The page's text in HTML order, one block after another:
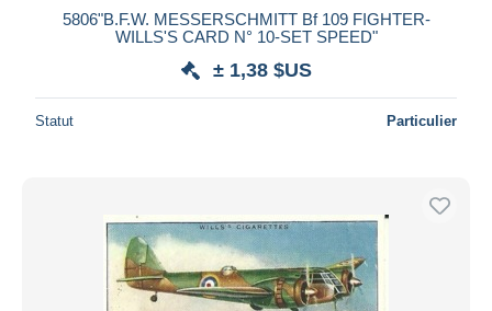
5806"B.F.W. MESSERSCHMITT Bf 109 FIGHTER-
WILLS'S CARD N° 10-SET SPEED"
± 1,38 $US
Statut Particulier